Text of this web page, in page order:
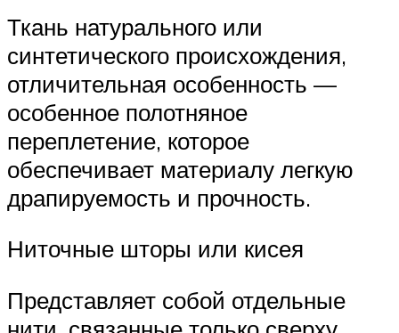
Ткань натурального или
синтетического происхождения,
отличительная особенность —
особенное полотняное
переплетение, которое
обеспечивает материалу легкую
драпируемость и прочность.
Ниточные шторы или кисея
Представляет собой отдельные